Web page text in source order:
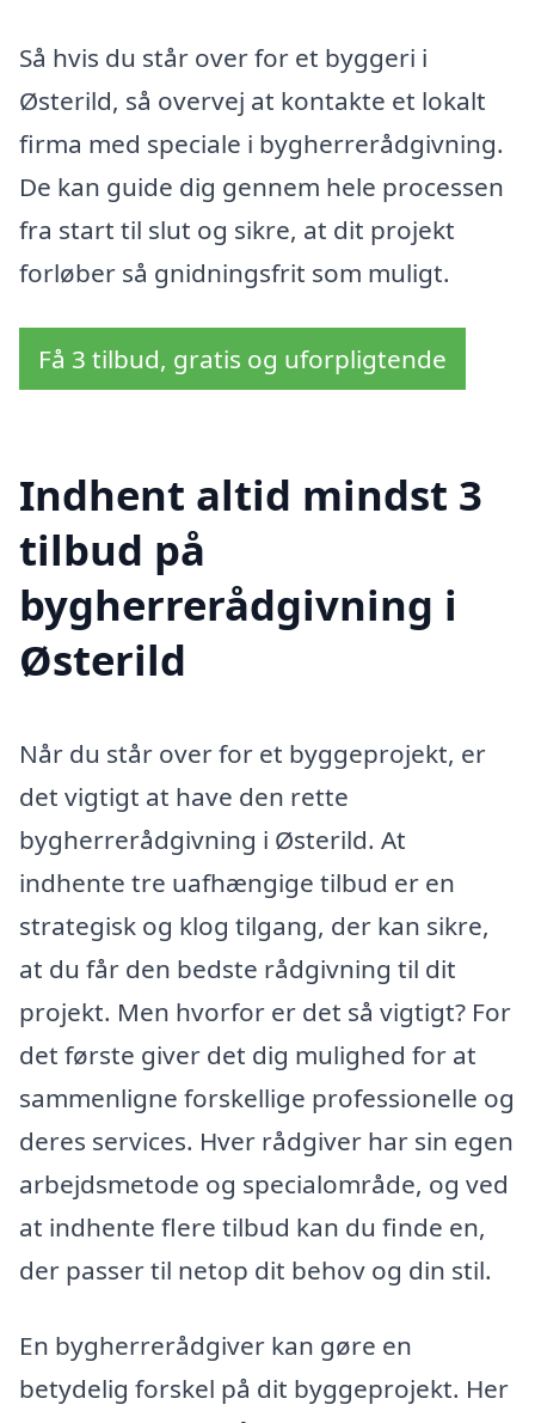
Så hvis du står over for et byggeri i
Østerild, så overvej at kontakte et lokalt
firma med speciale i bygherrerådgivning.
De kan guide dig gennem hele processen
fra start til slut og sikre, at dit projekt
forløber så gnidningsfrit som muligt.
Få 3 tilbud, gratis og uforpligtende
Indhent altid mindst 3
tilbud på
bygherrerådgivning i
Østerild
Når du står over for et byggeprojekt, er
det vigtigt at have den rette
bygherrerådgivning i Østerild. At
indhente tre uafhængige tilbud er en
strategisk og klog tilgang, der kan sikre,
at du får den bedste rådgivning til dit
projekt. Men hvorfor er det så vigtigt? For
det første giver det dig mulighed for at
sammenligne forskellige professionelle og
deres services. Hver rådgiver har sin egen
arbejdsmetode og specialområde, og ved
at indhente flere tilbud kan du finde en,
der passer til netop dit behov og din stil.
En bygherrerådgiver kan gøre en
betydelig forskel på dit byggeprojekt. Her